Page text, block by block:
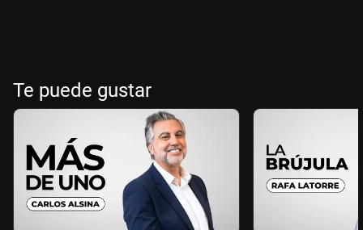
Te puede gustar